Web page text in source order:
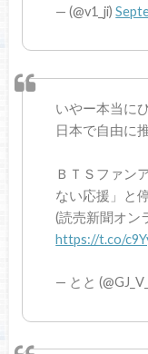
— (@v1_ji)
いやー本当に
日本で自由に
ＢＴＳファン
ない応援」と
(読売新聞オン
https://t.co/
— とと